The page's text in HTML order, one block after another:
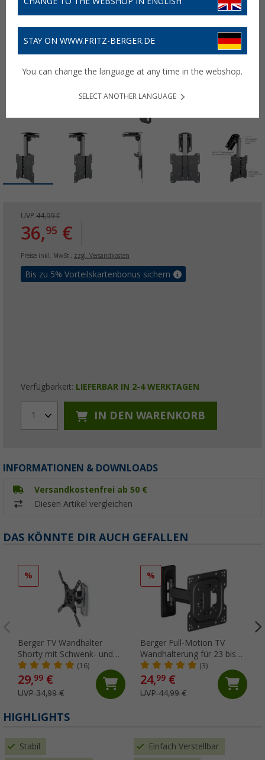
UVP 44,99 €
36,95 €
Preise inkl. MwSt., zzgl. Versandkosten
Bis zu 5% Vorteilskartenbonus sichern
Verfügbarkeit: LIEFERBAR IN 2-4 WERKTAGEN
1 IN DEN WARENKORB
INFORMATIONEN & DOWNLOADS
Versandkostenfrei ab 50 €
Diesen Artikel vergleichen
DAS KÖNNTE DIR AUCH GEFALLEN
%
Berger TV Wandhalter
Shorty mit Schwenk- und
Neigungsfunktion
(16)
29,99 €
UVP 34,99 €
%
Berger Full-Motion TV
Wandhalterung für 23 bis
43 Zoll
(3)
24,99€
UVP 44,99 €
HIGHLIGHTS
Stabil Einfach Verstellbar
STAY ON WWW.FRITZ-BERGER.DE
You can change the language at any time in the webshop.
SELECT ANOTHER LANGUAGE